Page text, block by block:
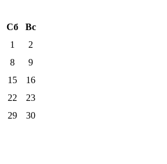
Сб
Вс
1
2
8
9
15
16
22
23
29
30